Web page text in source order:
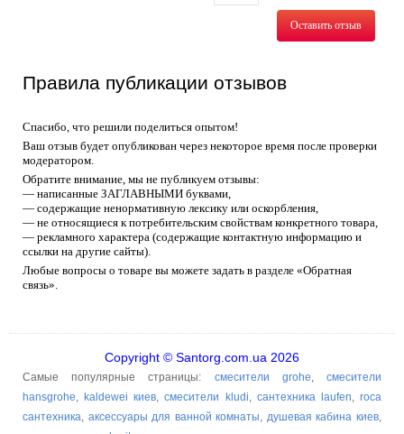
Оставить отзыв
Правила публикации отзывов
Спасибо, что решили поделиться опытом!
Ваш отзыв будет опубликован через некоторое время после проверки
модератором.
Обратите внимание, мы не публикуем отзывы:
— написанные ЗАГЛАВНЫМИ буквами,
— содержащие ненормативную лексику или оскорбления,
— не относящиеся к потребительским свойствам конкретного товара,
— рекламного характера (содержащие контактную информацию и
ссылки на другие сайты).
Любые вопросы о товаре вы можете задать в разделе «Обратная
связь».
Copyright © Santorg.com.ua 2026
Самые популярные страницы: смесители grohe,смесители
hansgrohe, kaldewei киев,смесители kludi, сантехника laufen,roca
сантехника, аксессуары для ванной комнаты, душевая кабина киев,